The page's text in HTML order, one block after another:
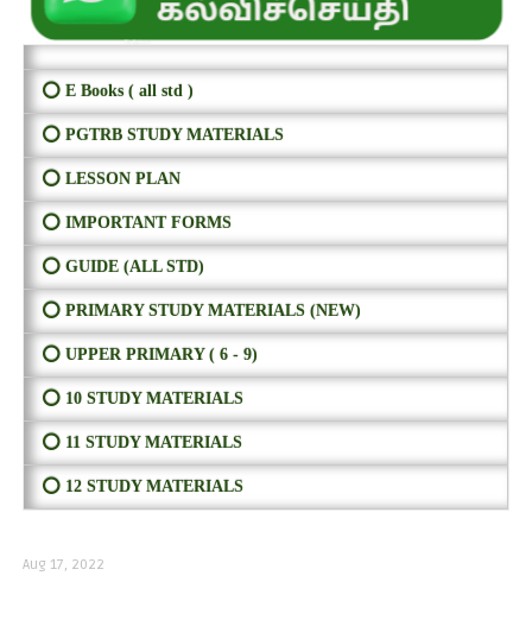
⭕ E Books ( all std )
⭕ PGTRB STUDY MATERIALS
⭕ LESSON PLAN
⭕ IMPORTANT FORMS
⭕ GUIDE (ALL STD)
⭕ PRIMARY STUDY MATERIALS (NEW)
⭕ UPPER PRIMARY ( 6 - 9)
⭕ 10 STUDY MATERIALS
⭕ 11 STUDY MATERIALS
⭕ 12 STUDY MATERIALS
Aug 17, 2022